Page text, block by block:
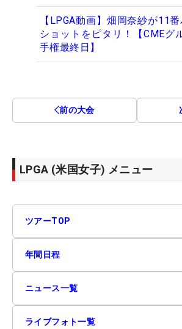
【LPGA動画】畑岡奈紗が11
ショットをピタリ！【CMEグ
手権最終日】
前の大会
LPGA (米国女子) メニュー
ツアーTOP
年間日程
ニュース一覧
ライブフォト一覧